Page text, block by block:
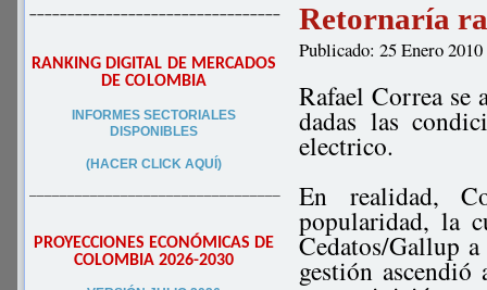
–––––––––––––––––––––––––––––––––
RANKING DIGITAL DE MERCADOS
DE COLOMBIA
INFORMES SECTORIALES
DISPONIBLES
(HACER CLICK AQUÍ)
–––––––––––––––––––––––––––––––––
PROYECCIONES ECONÓMICAS DE
COLOMBIA 2026-2030
Retornaría
Publicado: 25 Enero 2010
Rafael Correa se
dadas las
electrico.
En realidad,
popularidad, la
Cedatos/Gallup
gestión